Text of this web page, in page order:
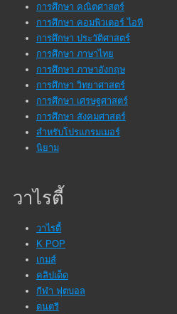
การศึกษา คณิตศาสตร์
การศึกษา คอมพิวเตอร์ ไอที
การศึกษา ประวัติศาสตร์
การศึกษา ภาษาไทย
การศึกษา ภาษาอังกฤษ
การศึกษา วิทยาศาสตร์
การศึกษา เศรษฐศาสตร์
การศึกษา สังคมศาสตร์
สำหรับโปรแกรมเมอร์
นิยาม
วาไรตี้
วาไรตี้
K POP
เกมส์
คลิปเด็ด
กีฬา ฟุตบอล
ดนตรี